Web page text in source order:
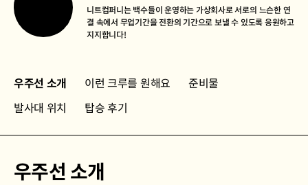
니트컴퍼니는 백수들이 운영하는 가상회사로 서로의 느슨한 연
결 속에서 무업기간을 전환의 기간으로 보낼 수 있도록 응원하고
지지합니다!
우주선 소개 이런 크루를 원해요
준비물
발사대 위치
탑승 후기
우주선 소개